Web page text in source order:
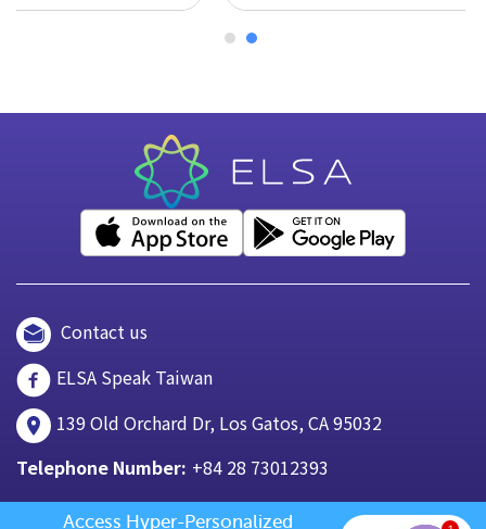
Contact us
ELSA Speak Taiwan
139 Old Orchard Dr, Los Gatos, CA 95032
Telephone Number: +84 28 73012393
Access Hyper-Personalized